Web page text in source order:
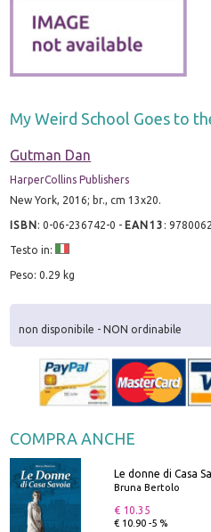
My Weird School Goes to
Gutman Dan
HarperCollins Publishers
New York, 2016; br., cm 13x20.
ISBN:0-06-236742-0 - EAN13 :
Testo in:
Peso: 0.29 kg
non disponibile - NON ordinabile
COMPRA ANCHE
Le donne di Casa
Bruna Bertolo
€ 10.35
€ 10.90 -5 %